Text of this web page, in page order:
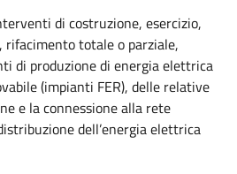
di costruzione, esercizio,
rifacimento totale o parziale,
di produzione di energia elettrica
(impianti FER), delle relative
e la connessione alla rete
dell’energia elettrica